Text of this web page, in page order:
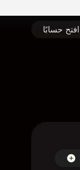
افتح حسابًا